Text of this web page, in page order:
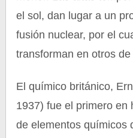
el sol, dan lugar a un
fusión nuclear, por el
transforman en otros
El químico británico,
1937) fue el primero en
de elementos químicos